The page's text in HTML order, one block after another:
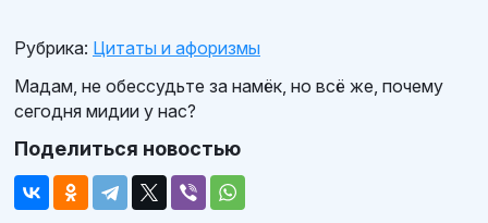
Рубрика: Цитаты и афоризмы
Мадам, не обессудьте за намёк, но всё же, почему
сегодня мидии у нас?
Поделиться новостью